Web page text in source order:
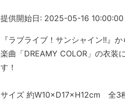
提供開始日: 2025-05-16 10:00:00
『ラブライブ！サンシャイン!!』
楽曲「DREAMY COLOR」の衣装
す！
サイズ 約W10×D17×H12cm 全3